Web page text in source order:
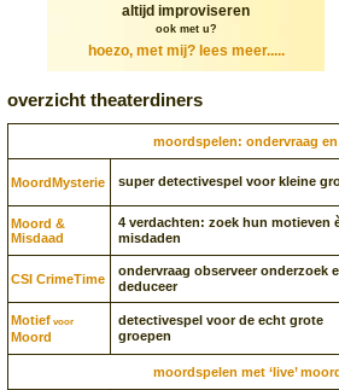
altijd improviseren
ook met u?
hoezo, met mij? lees meer.....
overzicht theaterdiners
moordspelen: ondervraag
Moord­Mysterie super detectivespel voor kleine
Moord &
Misdaad
4 verdachten: zoek hun motieven
misdaden
CSI CrimeTime
ondervraag observeer onderzoek
deduceer
Motief voor
Moord
detectivespel voor de echt grote
groepen
moordspelen met ‘live’